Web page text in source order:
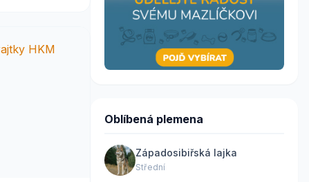
Oblíbená plemena
Západosibiřská lajka
Střední